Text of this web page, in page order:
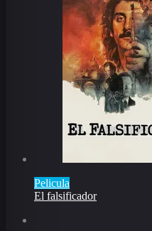
Pelicula
El falsificador